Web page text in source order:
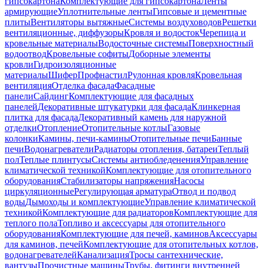
армирующиеУплотнительные лентыГипсовые и цементные
плитыВентиляторы вытяжныеСистемы воздуховодовРешетки
вентиляционные, диффузорыКровля и водостокЧерепица и
кровельные материалыВодосточные системыПоверхностный
водоотводКровельные софитыДоборные элементы
кровлиГидроизоляционные
материалыШиферПрофнастилРулонная кровляКровельная
вентиляцияОтделка фасадаФасадные
панелиСайдингКомплектующие для фасадных
панелейДекоративные штукатурки для фасадаКлинкерная
плитка для фасадаДекоративный камень для наружной
отделкиОтоплениеОтопительные котлыГазовые
колонкиКамины, печи-каминыОтопительные печиБанные
печиВодонагревателиРадиаторы отопления, батареиТеплый
полТеплые плинтусыСистемы антиобледененияУправление
климатической техникойКомплектующие для отопительного
оборудованияСтабилизаторы напряженияНасосы
циркуляционныеРегулирующая арматураОтвод и подвод
водыДымоходы и комплектующиеУправление климатической
техникойКомплектующие для радиаторовКомплектующие для
теплого полаТопливо и аксессуары для отопительного
оборудованияКомплектующие для печей, каминовАксессуары
для каминов, печейКомплектующие для отопительных котлов,
водонагревателейКанализацияТросы сантехнические,
вантузыПрочистные машиныТрубы, фитинги внутренней